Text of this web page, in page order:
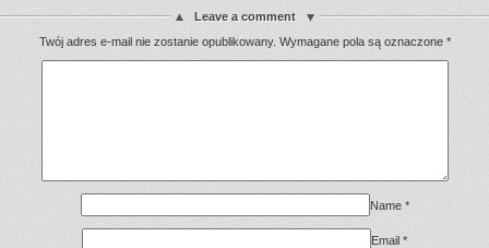
Leave a comment
Twój adres e-mail nie zostanie opublikowany. Wymagane pola są oznaczone *
Name *
Email *